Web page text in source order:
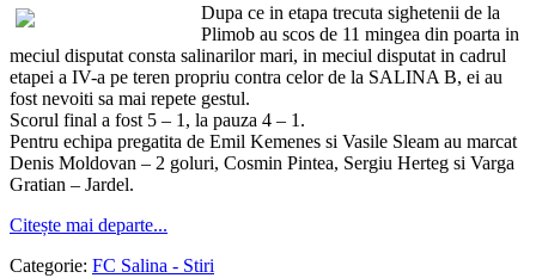
Dupa ce in etapa trecuta sighetenii de la
Plimob au scos de 11 mingea din poarta in
meciul disputat consta salinarilor mari, in meciul disputat in cadrul
etapei a IV-a pe teren propriu contra celor de la SALINA B, ei au
fost nevoiti sa mai repete gestul.
Scorul final a fost 5 – 1, la pauza 4 – 1.
Pentru echipa pregatita de Emil Kemenes si Vasile Sleam au marcat
Denis Moldovan – 2 goluri, Cosmin Pintea, Sergiu Herteg si Varga
Gratian – Jardel.
Citește mai departe...
Categorie: FC Salina - Stiri